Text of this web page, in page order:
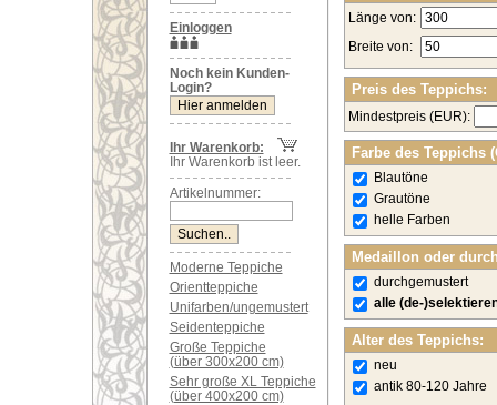
Einloggen
Noch kein Kunden-
Login?
Ihr Warenkorb:
Ihr Warenkorb ist leer.
Artikelnummer:
Moderne Teppiche
Orientteppiche
Unifarben/ungemustert
Seidenteppiche
Große Teppiche
(über 300x200 cm)
Sehr große XL Teppiche
(über 400x200 cm)
Länge von:
Breite von:
Preis des Teppichs:
Mindestpreis (EUR):
Farbe des Teppichs
Blautöne
Grautöne
helle Farben
Medaillon oder
durchgemustert
alle (de-
Alter des Teppichs:
neu
antik 80-120 Jahre